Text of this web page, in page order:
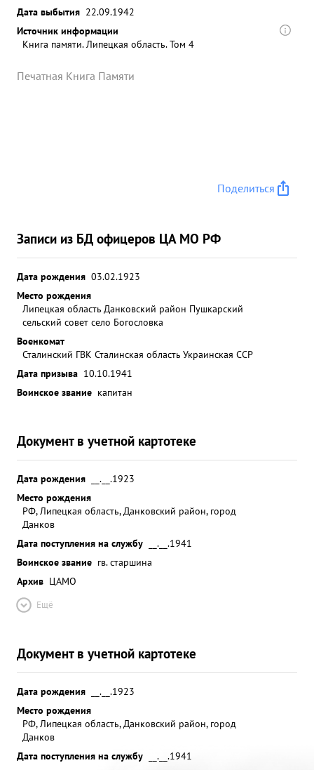
Дата выбытия 22.09.1942
Источник информации
Книга памяти. Липецкая область. Том 4
Печатная Книга Памяти
Поделиться
Записи из БД офицеров ЦА МО РФ
Дата рождения 03.02.1923
Место рождения
Липецкая область Данковский район Пушкарский
сельский совет село Богословка
Военкомат
Сталинский ГВК Сталинская область Украинская ССР
Дата призыва 10.10.1941
Воинское звание капитан
Документ в учетной картотеке
Дата рождения
__.__.1923
Место рождения
РФ, Липецкая область, Данковский район, город
Данков
Дата поступления на службу
__.__.1941
Воинское звание гв. старшина
Архив ЦАМО
Ещё
Документ в учетной картотеке
Дата рождения
__.__.1923
Место рождения
РФ, Липецкая область, Данковский район, город
Данков
Дата поступления на службу
__.__.1941